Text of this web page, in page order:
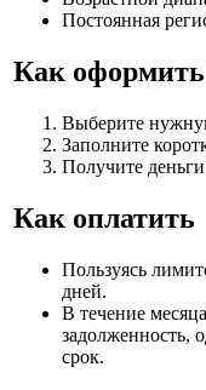
Постоянная
Как
Выберите
Заполните
Получите
Как оплатить
Пользуясь
дней.
В течение
задолженность,
срок.